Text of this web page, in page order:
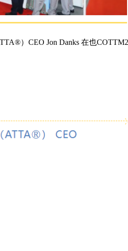
）CEO Jon Danks 在也